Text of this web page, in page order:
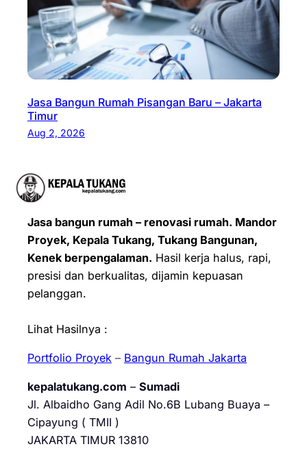
Jasa Bangun Rumah Pisangan Baru – Jakarta
Timur
Aug 2, 2026
Jasa bangun rumah – renovasi rumah. Mandor
Proyek, Kepala Tukang, Tukang Bangunan,
Kenek berpengalaman. Hasil kerja halus, rapi,
presisi dan berkualitas, dijamin kepuasan
pelanggan.
Lihat Hasilnya :
Portfolio Proyek – Bangun Rumah Jakarta
kepalatukang.com – Sumadi
Jl. Albaidho Gang Adil No.6B Lubang Buaya –
Cipayung ( TMII )
JAKARTA TIMUR 13810